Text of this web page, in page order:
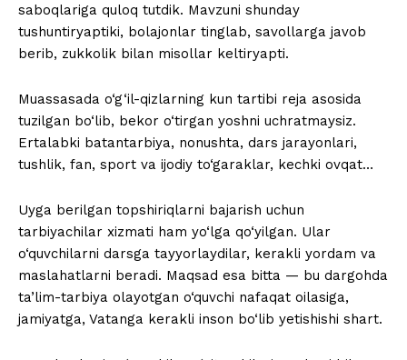
saboqlariga quloq tutdik. Mavzuni shunday
tushuntiryaptiki, bolajonlar tinglab, savollarga javob
berib, zukkolik bilan misollar keltiryapti.
Muassasada o‘g‘il-qizlarning kun tartibi reja asosida
tuzilgan bo‘lib, bekor o‘tirgan yoshni uchratmaysiz.
Ertalabki batantarbiya, nonushta, dars jarayonlari,
tushlik, fan, sport va ijodiy to‘garaklar, kechki ovqat…
Uyga berilgan topshiriqlarni bajarish uchun
tarbiyachilar xizmati ham yo‘lga qo‘yilgan. Ular
o‘quvchilarni darsga tayyorlaydilar, kerakli yordam va
maslahatlarni beradi. Maqsad esa bitta — bu dargohda
ta’lim-tarbiya olayotgan o‘quvchi nafaqat oilasiga,
jamiyatga, Vatanga kerakli inson bo‘lib yetishishi shart.